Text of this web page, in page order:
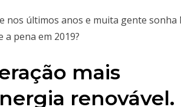
nos últimos anos e muita gente sonha
pena em 2019?
mais
renovável.